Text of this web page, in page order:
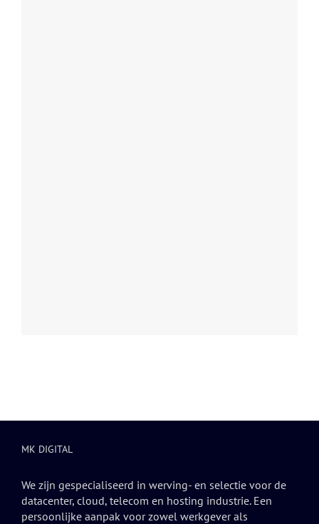
MK DIGITAL
We zijn gespecialiseerd in werving- en selectie voor de
datacenter, cloud, telecom en hosting industrie. Een
persoonlijke aanpak voor zowel werkgever als